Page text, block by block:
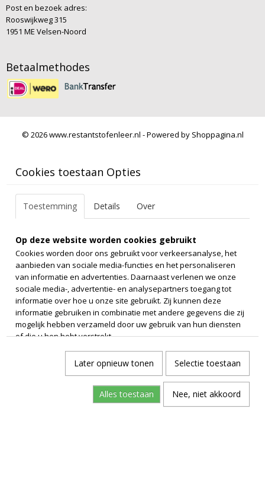
Post en bezoek adres:
Rooswijkweg 315
1951 ME Velsen-Noord
Betaalmethodes
© 2026 www.restantstofenleer.nl - Powered by Shoppagina.nl
Cookies toestaan Opties
Toestemming Details Over
Op deze website worden cookies gebruikt
Cookies worden door ons gebruikt voor verkeersanalyse, het
aanbieden van sociale media-functies en het personaliseren
van informatie en advertenties. Daarnaast verlenen we onze
sociale media-, advertentie- en analysepartners toegang tot
informatie over hoe u onze site gebruikt. Zij kunnen deze
informatie gebruiken in combinatie met andere gegevens die zij
mogelijk hebben verzameld door uw gebruik van hun diensten
of die u hen hebt verstrekt.
Later opnieuw tonen Selectie toestaan
Alles toestaan Nee, niet akkoord